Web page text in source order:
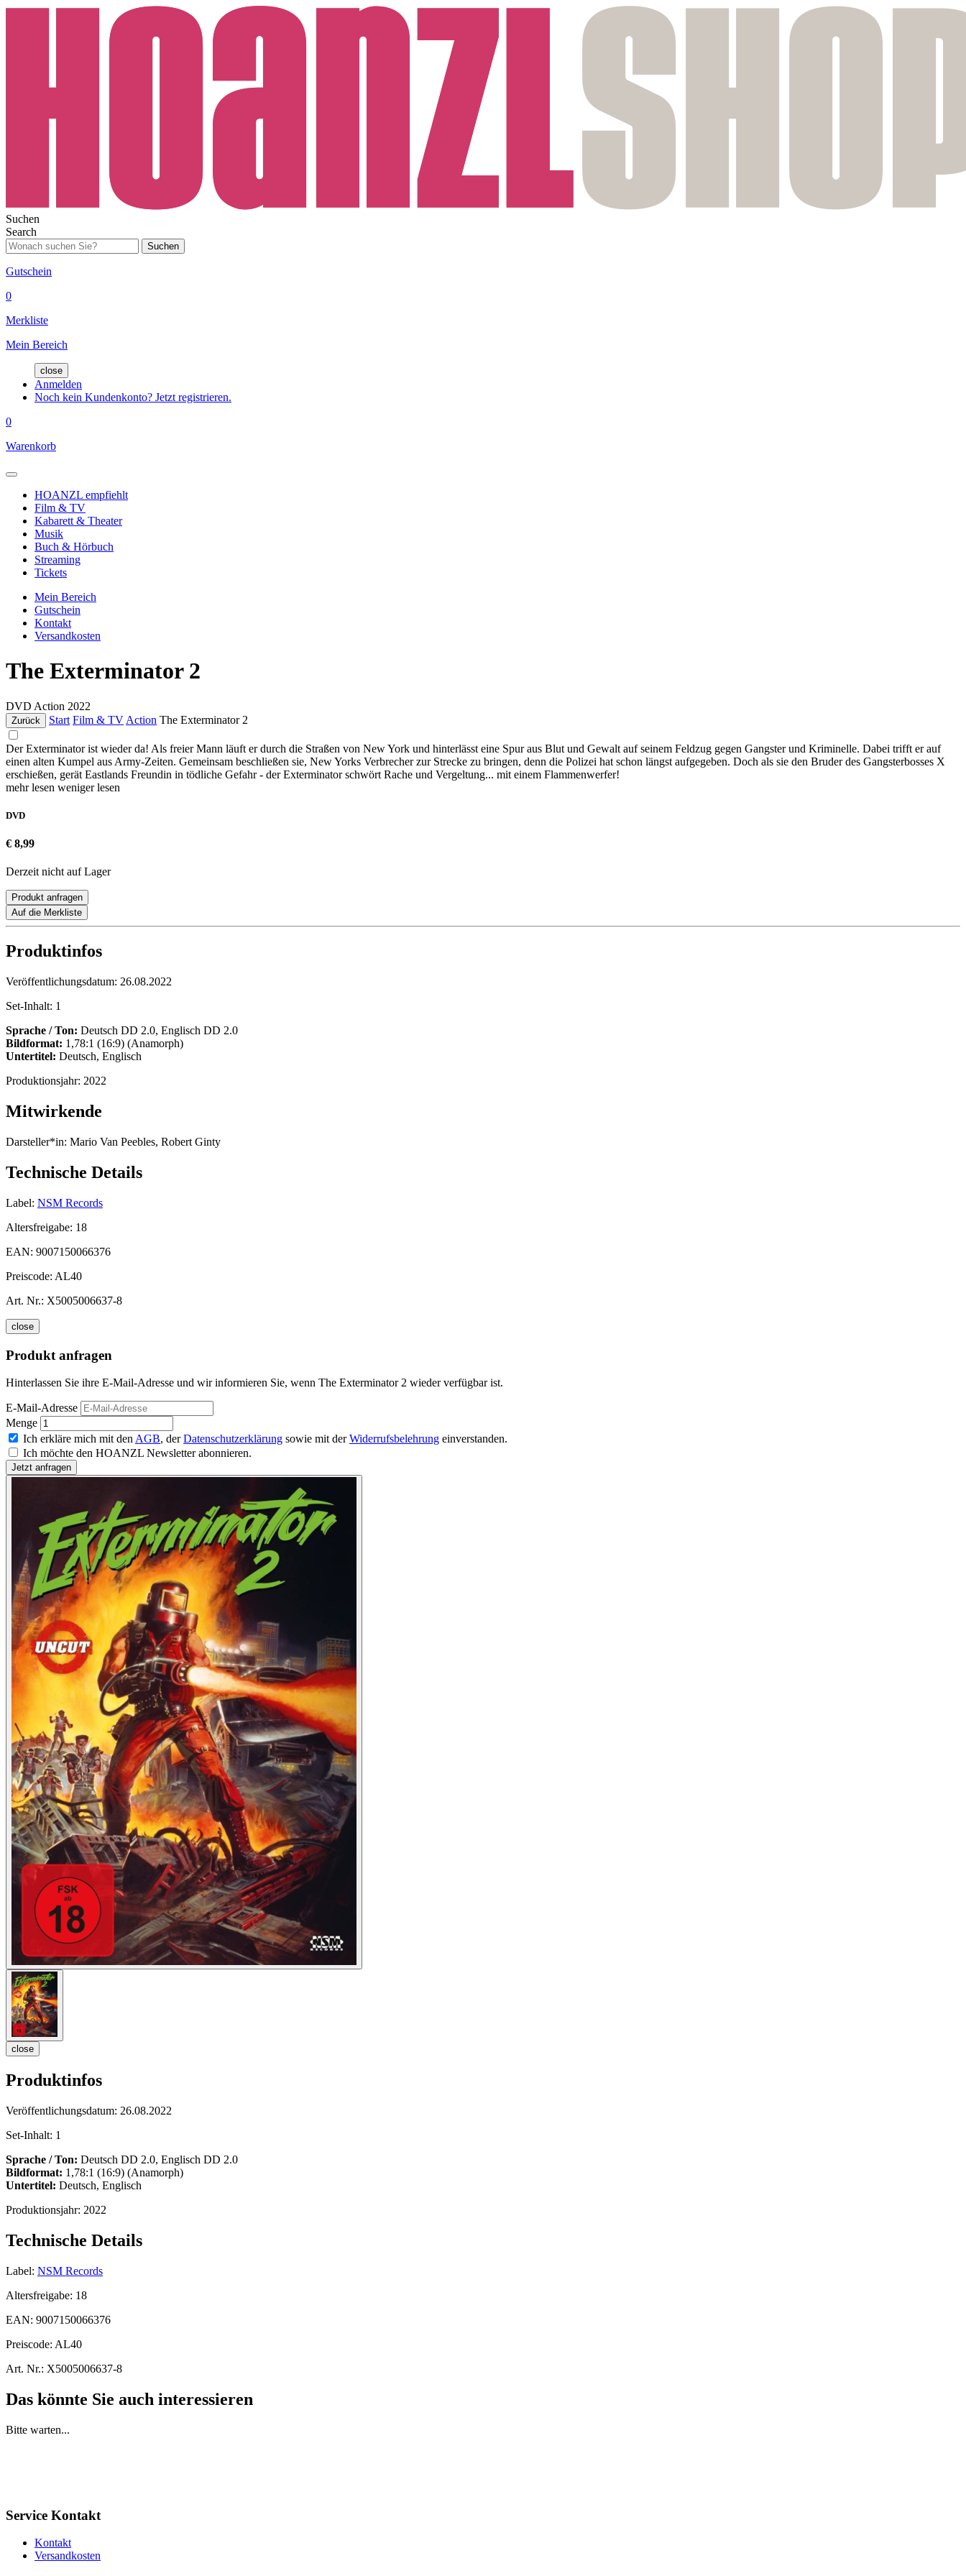
Suchen
Search
Suchen
Gutschein
0
Merkliste
Mein Bereich
close
Anmelden
Noch kein Kundenkonto? Jetzt registrieren.
0
Warenkorb
HOANZL empfiehlt
Film & TV
Kabarett & Theater
Musik
Buch & Hörbuch
Streaming
Tickets
Mein Bereich
Gutschein
Kontakt
Versandkosten
The Exterminator 2
DVD Action 2022
Zurück Start Film & TV Action The Exterminator 2
Der Exterminator ist wieder da! Als freier Mann läuft er durch die Straßen von New York und hinterlässt eine Spur aus Blut und Gewalt auf seinem Feldzug gegen Gangster und Kriminelle. Dabei trifft er auf
einen alten Kumpel aus Army-Zeiten. Gemeinsam beschließen sie, New Yorks Verbrecher zur Strecke zu bringen, denn die Polizei hat schon längst aufgegeben. Doch als sie den Bruder des Gangsterbosses X
erschießen, gerät Eastlands Freundin in tödliche Gefahr - der Exterminator schwört Rache und Vergeltung... mit einem Flammenwerfer!
mehr lesen weniger lesen
DVD
€ 8,99
Derzeit nicht auf Lager
Produkt anfragen
Auf die Merkliste
Produktinfos
Veröffentlichungsdatum: 26.08.2022
Set-Inhalt: 1
Sprache / Ton: Deutsch DD 2.0, Englisch DD 2.0
Bildformat: 1,78:1 (16:9) (Anamorph)
Untertitel: Deutsch, Englisch
Produktionsjahr: 2022
Mitwirkende
Darsteller*in: Mario Van Peebles, Robert Ginty
Technische Details
Label: NSM Records
Altersfreigabe: 18
EAN: 9007150066376
Preiscode: AL40
Art. Nr.: X5005006637-8
close
Produkt anfragen
Hinterlassen Sie ihre E-Mail-Adresse und wir informieren Sie, wenn The Exterminator 2 wieder verfügbar ist.
E-Mail-Adresse
Menge
Ich erkläre mich mit den AGB, derDatenschutzerklärung sowie mit derWiderrufsbelehrung einverstanden.
Ich möchte den HOANZL Newsletter abonnieren.
close
Produktinfos
Veröffentlichungsdatum: 26.08.2022
Set-Inhalt: 1
Sprache / Ton: Deutsch DD 2.0, Englisch DD 2.0
Bildformat: 1,78:1 (16:9) (Anamorph)
Untertitel: Deutsch, Englisch
Produktionsjahr: 2022
Technische Details
Label: NSM Records
Altersfreigabe: 18
EAN: 9007150066376
Preiscode: AL40
Art. Nr.: X5005006637-8
Das könnte Sie auch interessieren
Bitte warten...
Service Kontakt
Kontakt
Versandkosten